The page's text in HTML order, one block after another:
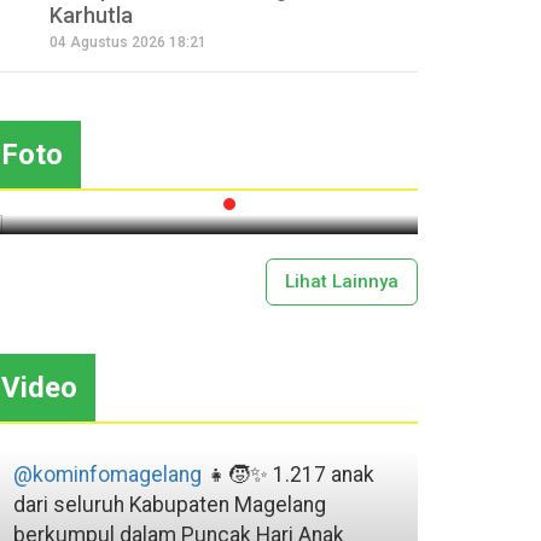
Karhutla
04 Agustus 2026 18:21
Foto
Seperempat Abad Perhelatan
Festival Lima Gunung XXV
Lihat Lainnya
Video
@kominfomagelang 👧🧒✨ 1.217 anak
dari seluruh Kabupaten Magelang
berkumpul dalam Puncak Hari Anak